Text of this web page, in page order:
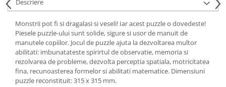
Descriere
Monstrii pot fi si dragalasi si veseli! Iar acest puzzle o dovedeste!
Piesele puzzle-ului sunt solide, sigure si usor de manuit de
manutele copiilor. Jocul de puzzle ajuta la dezvoltarea multor
abilitati: imbunatateste spirirtul de observatie, memoria si
rezolvarea de probleme, dezvolta perceptia spatiala, motricitatea
fina, recunoasterea formelor si abilitati matematice. Dimensiuni
puzzle reconstituit: 315 x 315 mm.